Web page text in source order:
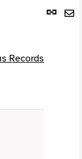
Lien
Records